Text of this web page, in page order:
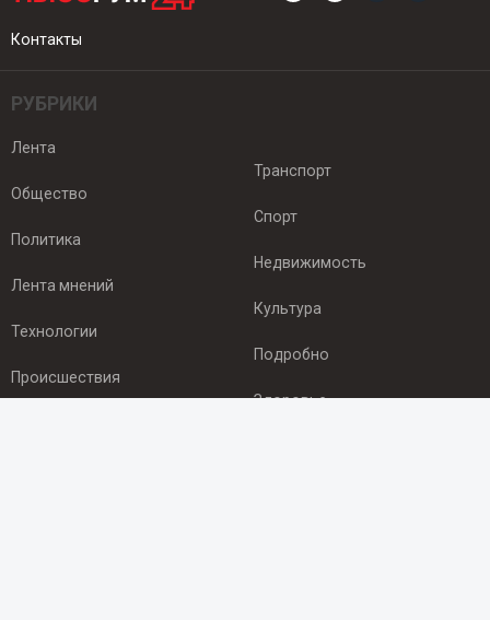
Контакты
РУБРИКИ
Лента
Общество
Политика
Лента мнений
Технологии
Происшествия
Транспорт
Спорт
Недвижимость
Культура
Подробно
Здоровье